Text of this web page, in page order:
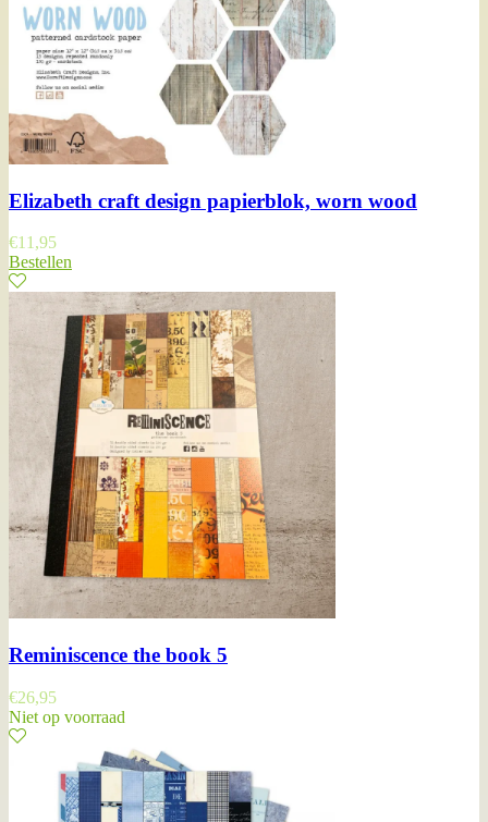
Elizabeth craft design papierblok, worn wood
€11,95
Bestellen
Reminiscence the book 5
€26,95
Niet op voorraad